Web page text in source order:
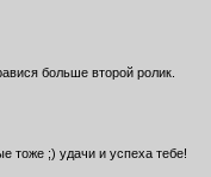
больше второй ролик.
тоже ;) удачи и успеха тебе!